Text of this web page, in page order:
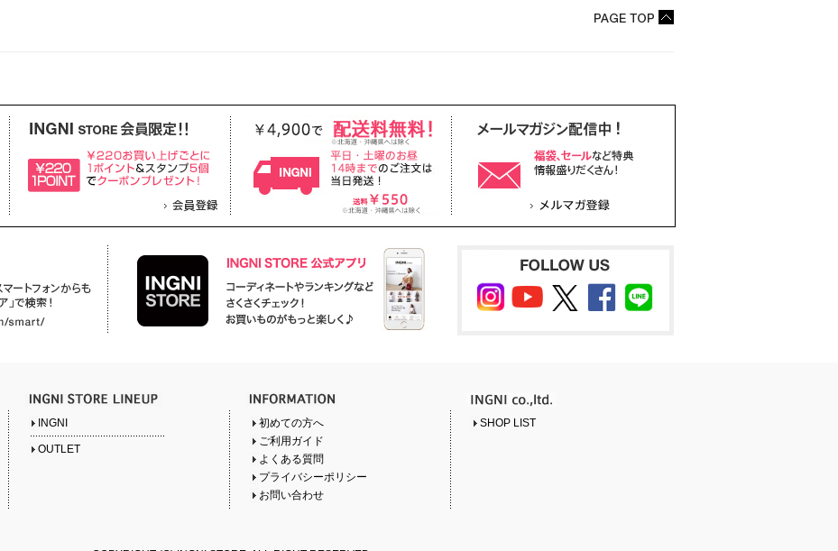
INGNI
OUTLET
初めての方へ
ご利用ガイド
よくある質問
プライバシーポリシー
お問い合わせ
SHOP LIST